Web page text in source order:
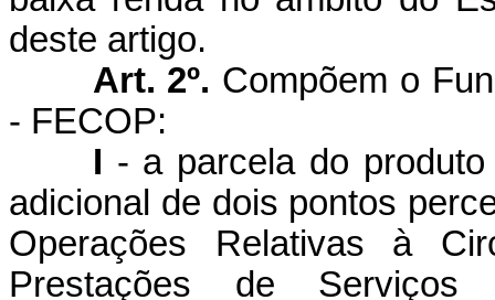
deste artigo.
Art. 2º. Compõem o
- FECOP:
I - a parcela do
adicional de dois pontos
Operações Relativas à
Prestações de